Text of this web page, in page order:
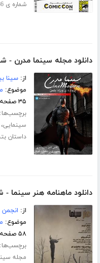
شماره ی 36 مجله iMovie DL
دانلود مجله سینما مدرن -
از:سینا
موضوع:
۳۵ صفحه
سینمایی
داستان
دانلود ماهنامه هنر سینما -
از:
موضوع:
۵۸ صفحه
مجله